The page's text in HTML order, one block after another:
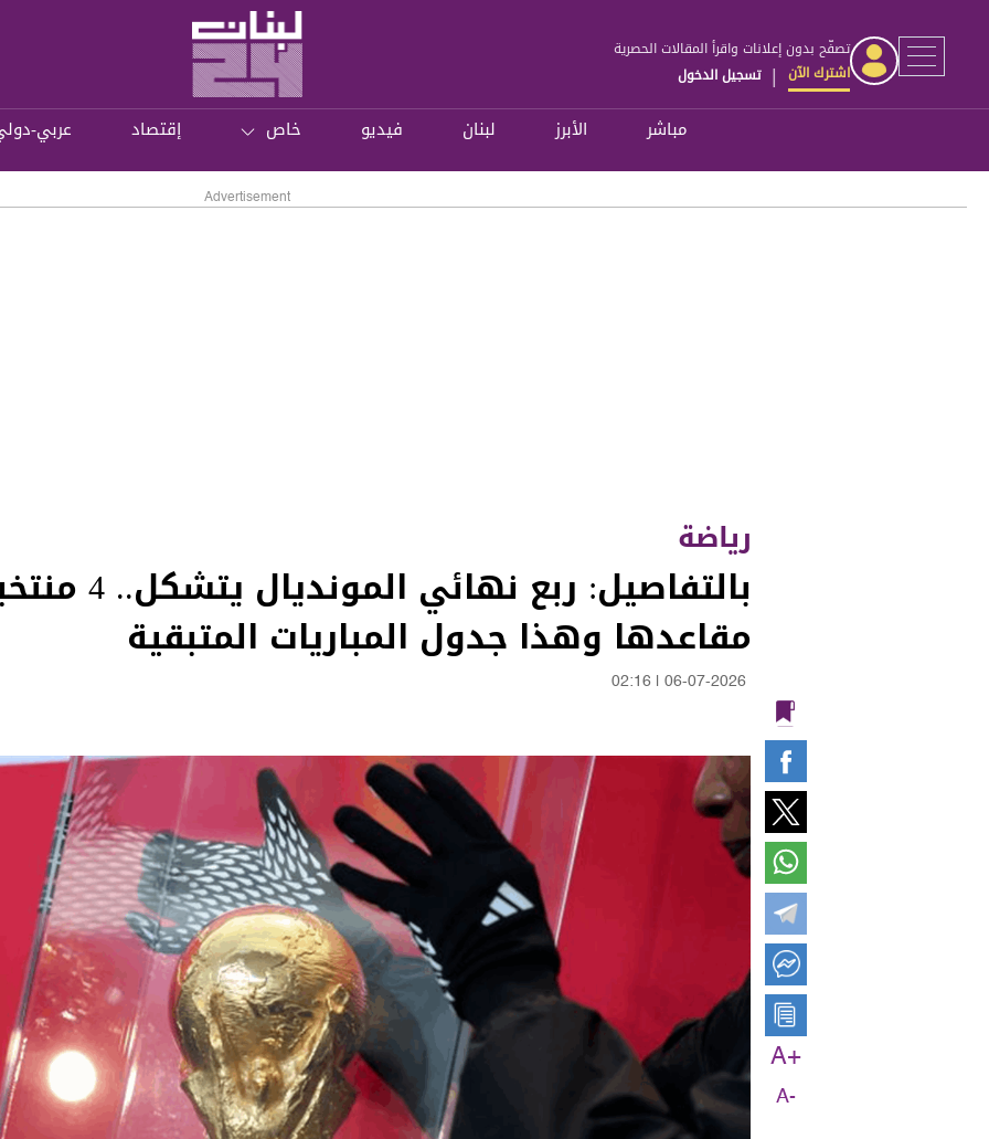
تصفّح بدون إعلانات واقرأ المقالات الحصرية
اشترك الآن | تسجيل الدخول
مباشر الأبرز لبنان فيديو خاص إقتصاد عربي-
Advertisement
رياضة
بالتفاصيل: ربع
مقاعدها وهذا جدول المباريات المتبقية
06-07-2026
02:16
A+
A-